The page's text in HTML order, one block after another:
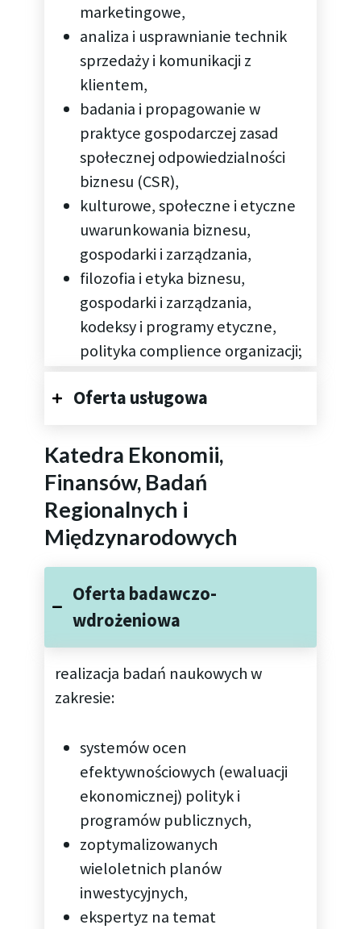
marketingowe,
analiza i usprawnianie technik
sprzedaży i komunikacji z
klientem,
badania i propagowanie w
praktyce gospodarczej zasad
społecznej odpowiedzialności
biznesu (CSR),
kulturowe, społeczne i etyczne
uwarunkowania biznesu,
gospodarki i zarządzania,
filozofia i etyka biznesu,
gospodarki i zarządzania,
kodeksy i programy etyczne,
polityka complience organizacji;
Oferta usługowa
Katedra Ekonomii,
Finansów, Badań
Regionalnych i
Międzynarodowych
Oferta badawczo-
wdrożeniowa
realizacja badań naukowych w
zakresie:
systemów ocen
efektywnościowych (ewaluacji
ekonomicznej) polityk i
programów publicznych,
zoptymalizowanych
wieloletnich planów
inwestycyjnych,
ekspertyz na temat